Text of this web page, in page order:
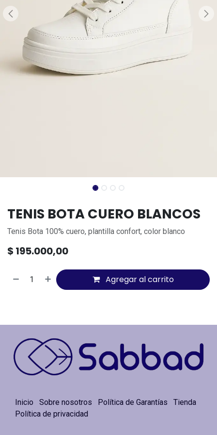
TENIS BOTA CUERO BLANCOS
Tenis Bota 100% cuero, plantilla confort, color blanco
$ 195.000,00
Agregar al carrito
Inicio Sobre nosotros Política de Garantías
Tienda
Política de privacidad